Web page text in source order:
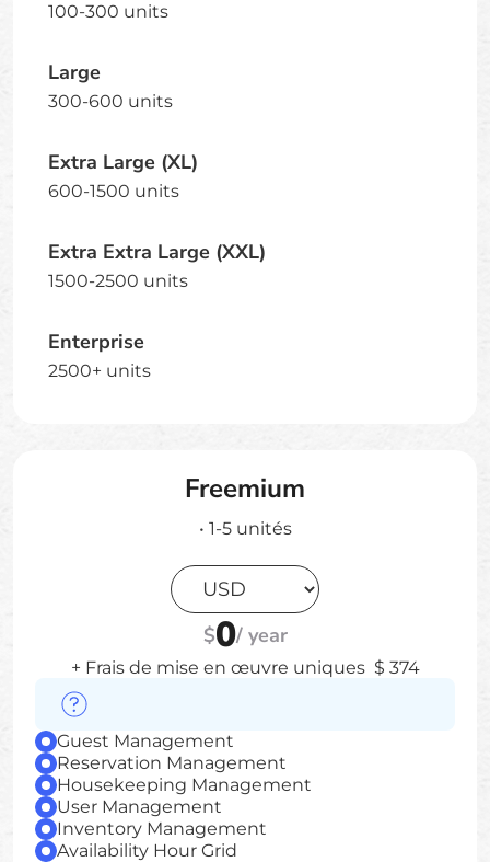
100-300 units
Large
300-600 units
Extra Large (XL)
600-1500 units
Extra Extra Large (XXL)
1500-2500 units
Enterprise
2500+ units
Freemium
• 1-5unités
$0/ year
+ Frais de mise en œuvre uniques $ 374
Guest Management
Reservation Management
Housekeeping Management
User Management
Inventory Management
Availability Hour Grid